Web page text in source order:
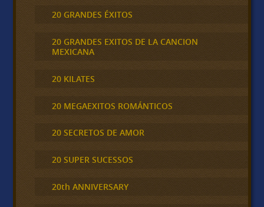
20 GRANDES ÉXITOS
20 GRANDES EXITOS DE LA CANCION
MEXICANA
20 KILATES
20 MEGAEXITOS ROMÁNTICOS
20 SECRETOS DE AMOR
20 SUPER SUCESSOS
20th ANNIVERSARY